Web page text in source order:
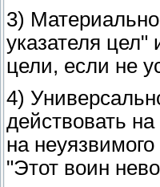
3)
указателя цел"
цели, если не
4)
действовать
на
"Этот воин